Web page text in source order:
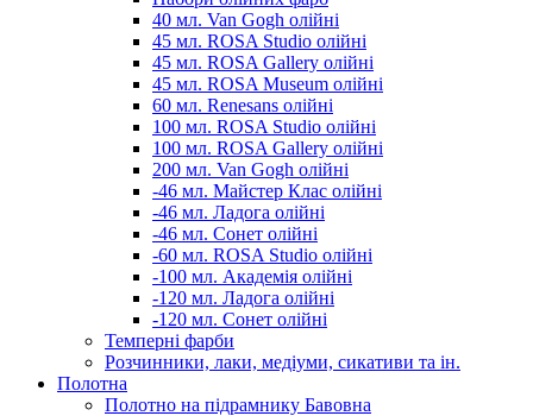
40 мл. Van Gogh олійні
45 мл. ROSA Studio олійні
45 мл. ROSA Gallery олійні
45 мл. ROSA Museum олійні
60 мл. Renesans олійні
100 мл. ROSA Studio олійні
100 мл. ROSA Gallery олійні
200 мл. Van Gogh олійні
-46 мл. Майстер Клас олійні
-46 мл. Ладога олійні
-46 мл. Сонет олійні
-60 мл. ROSA Studio олійні
-100 мл. Академія олійні
-120 мл. Ладога олійні
-120 мл. Сонет олійні
Темперні фарби
Розчинники, лаки, медіуми, сикативи та ін.
Полотна
Полотно на підрамнику Бавовна